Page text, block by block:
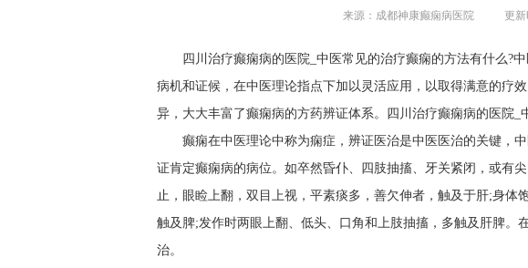
来源：成都神康癫痫病医院 更新
四川治疗癫痫病的医院_中医常见的治疗癫痫的方法有什么?
病机和证候，在中医理论指点下加以灵活应用，以取得满意的疗
异，大大丰富了癫痫病的方药辨证体系。四川治疗癫痫病的医院_
癫痫在中医理论中称为痫症，辨证医治是中医医治的关键，
证肯定癫痫病的病位。如卒然昏仆、四肢抽搐、牙关紧闭，或有
止，眼睑上翻，双目上视，平素痰多，善欠伸者，触及于肝;身体
触及脾;发作时两眼上翻、低头、口角和上肢抽搐，多触及肝脾。
治。